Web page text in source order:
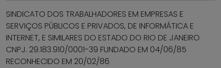
SINDICATO DOS TRABALHADORES EM EMPRESAS E
SERVIÇOS PÚBLICOS E PRIVADOS, DE INFORMÁTICA E
INTERNET, E SIMILARES DO ESTADO DO RIO DE JANEIRO
CNPJ. 29.183.910/0001-39 FUNDADO EM 04/06/85
RECONHECIDO EM 20/02/86